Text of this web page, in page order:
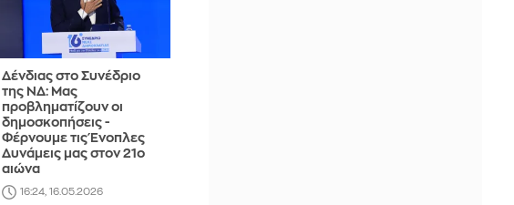
Δένδιας στο Συνέδριο
της ΝΔ: Μας
προβληματίζουν οι
δημοσκοπήσεις -
Φέρνουμε τις Ένοπλες
Δυνάμεις μας στον 21ο
αιώνα
16:24, 16.05.2026